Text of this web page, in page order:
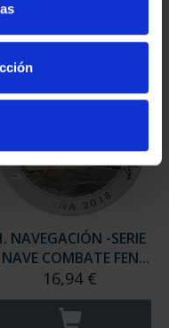
NAVEGACIÓN -SERIE
COMBATE FEN...
16,94 €